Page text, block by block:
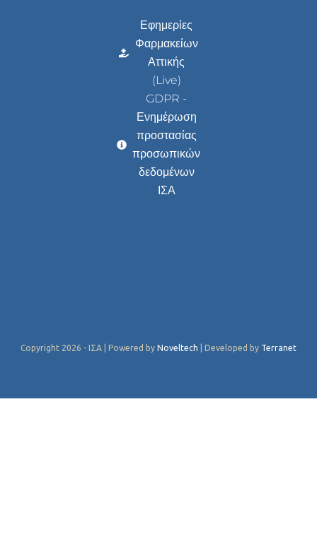
Εφημερίες
Φαρμακείων
Αττικής
(Live)
GDPR -
Ενημέρωση
προστασίας
προσωπικών
δεδομένων
ΙΣΑ
Copyright 2026 - ΙΣΑ | Powered by Noveltech | Developed by Terranet